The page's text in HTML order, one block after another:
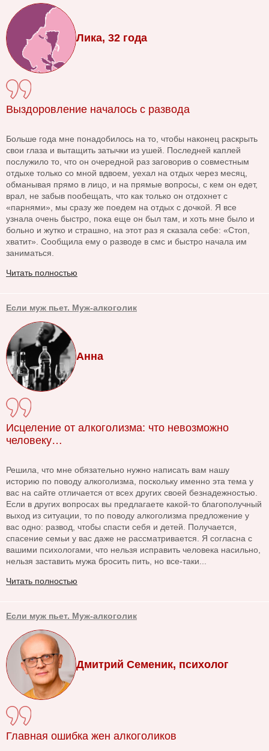
Лика, 32 года
Выздоровление началось с развода
Больше года мне понадобилось на то, чтобы наконец раскрыть
свои глаза и вытащить затычки из ушей. Последней каплей
послужило то, что он очередной раз заговорив о совместным
отдыхе только со мной вдвоем, уехал на отдых через месяц,
обманывая прямо в лицо, и на прямые вопросы, с кем он едет,
врал, не забыв пообещать, что как только он отдохнет с
«парнями», мы сразу же поедем на отдых с дочкой. Я все
узнала очень быстро, пока еще он был там, и хоть мне было и
больно и жутко и страшно, на этот раз я сказала себе: «Стоп,
хватит». Сообщила ему о разводе в смс и быстро начала им
заниматься.
Читать полностью
Если муж пьет. Муж-алкоголик
Анна
Исцеление от алкоголизма: что невозможно
человеку…
Решила, что мне обязательно нужно написать вам нашу
историю по поводу алкоголизма, поскольку именно эта тема у
вас на сайте отличается от всех других своей безнадежностью.
Если в других вопросах вы предлагаете какой-то благополучный
выход из ситуации, то по поводу алкоголизма предложение у
вас одно: развод, чтобы спасти себя и детей. Получается,
спасение семьи у вас даже не рассматривается. Я согласна с
вашими психологами, что нельзя исправить человека насильно,
нельзя заставить мужа бросить пить, но все-таки...
Читать полностью
Если муж пьет. Муж-алкоголик
Дмитрий Семеник, психолог
Главная ошибка жен алкоголиков